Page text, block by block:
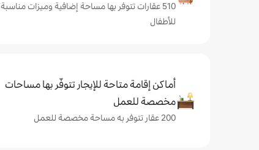
510 عقارات تتوفر بها مساحة إضافية وميزات مناسبة
للأطفال
أماكن إقامة متاحة للإيجار تتوفّر بها مساحات
مخصصة للعمل
200 عقار تتوفر به مساحة مخصصة للعمل